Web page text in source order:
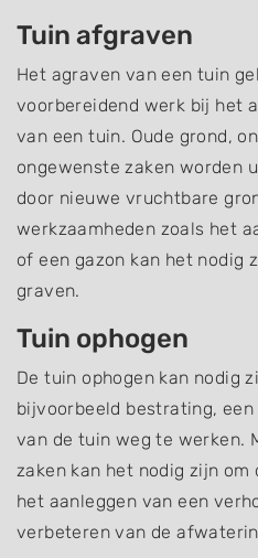
Tuin afgraven
Het agraven van een tuin
voorbereidend werk bij het
van een tuin. Oude grond,
ongewenste zaken worden
door nieuwe vruchtbare
werkzaamheden zoals het
of een gazon kan het nodig
graven.
Tuin ophogen
De tuin ophogen kan nodig
bijvoorbeeld bestrating,
van de tuin weg te werken.
zaken kan het nodig zijn om
het aanleggen van een
verbeteren van de